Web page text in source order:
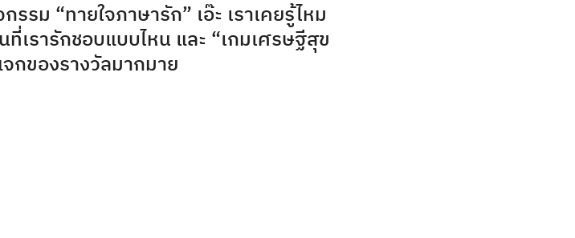
กรรม “ทายใจภาษารัก” เอ๊ะ เราเคยรู้ไหม
เรารักชอบแบบไหน และ “เกมเศรษฐีสุข
จกของรางวัลมากมาย